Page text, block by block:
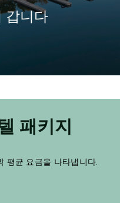
갑니다
패키지
평균 요금을 나타냅니다.